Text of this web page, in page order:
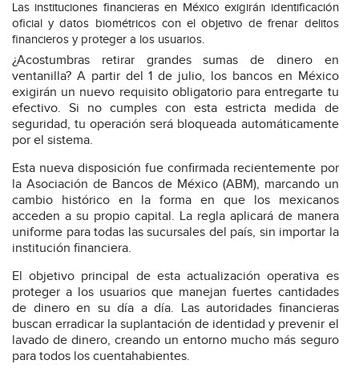
Las instituciones financieras en México exigirán identificación
oficial y datos biométricos con el objetivo de frenar delitos
financieros y proteger a los usuarios.
¿Acostumbras retirar grandes sumas de dinero en
ventanilla? A partir del 1 de julio, los bancos en México
exigirán un nuevo requisito obligatorio para entregarte tu
efectivo. Si no cumples con esta estricta medida de
seguridad, tu operación será bloqueada automáticamente
por el sistema.
Esta nueva disposición fue confirmada recientemente por
la Asociación de Bancos de México (ABM), marcando un
cambio histórico en la forma en que los mexicanos
acceden a su propio capital. La regla aplicará de manera
uniforme para todas las sucursales del país, sin importar la
institución financiera.
El objetivo principal de esta actualización operativa es
proteger a los usuarios que manejan fuertes cantidades
de dinero en su día a día. Las autoridades financieras
buscan erradicar la suplantación de identidad y prevenir el
lavado de dinero, creando un entorno mucho más seguro
para todos los cuentahabientes.